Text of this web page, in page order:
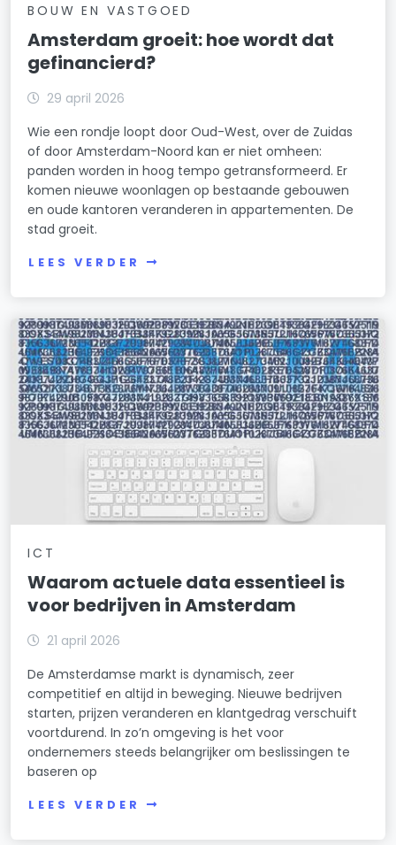
BOUW EN VASTGOED
Amsterdam groeit: hoe wordt dat
gefinancierd?
29 april 2026
Wie een rondje loopt door Oud-West, over de Zuidas
of door Amsterdam-Noord kan er niet omheen:
panden worden in hoog tempo getransformeerd. Er
komen nieuwe woonlagen op bestaande gebouwen
en oude kantoren veranderen in appartementen. De
stad groeit.
LEES VERDER
ICT
Waarom actuele data essentieel is
voor bedrijven in Amsterdam
21 april 2026
De Amsterdamse markt is dynamisch, zeer
competitief en altijd in beweging. Nieuwe bedrijven
starten, prijzen veranderen en klantgedrag verschuift
voortdurend. In zo’n omgeving is het voor
ondernemers steeds belangrijker om beslissingen te
baseren op
LEES VERDER